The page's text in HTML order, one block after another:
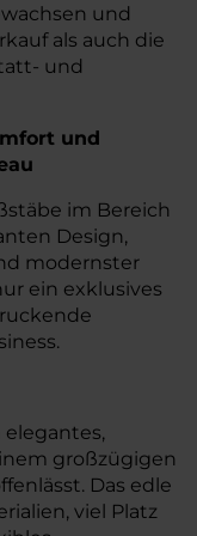
und
als auch die
und
und
im Bereich
Design,
modernster
ein exklusives
großzügigen
Das edle
viel Platz